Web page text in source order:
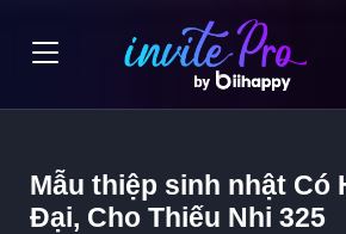
Mẫu thiệp sinh nhật Có
Đại, Cho Thiếu Nhi 325